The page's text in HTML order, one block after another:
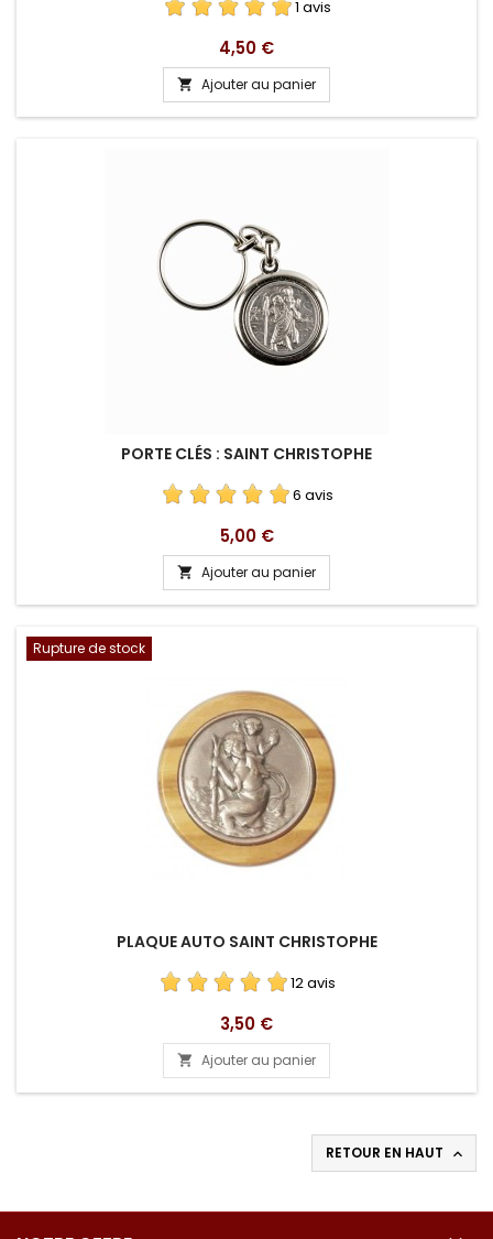
1 avis
Prix
4,50 €
 Ajouter au panier
PORTE CLÉS : SAINT CHRISTOPHE
6 avis
Prix
5,00 €
 Ajouter au panier
Rupture de stock
PLAQUE AUTO SAINT CHRISTOPHE
12 avis
Prix
3,50 €
 Ajouter au panier
RETOUR EN HAUT 